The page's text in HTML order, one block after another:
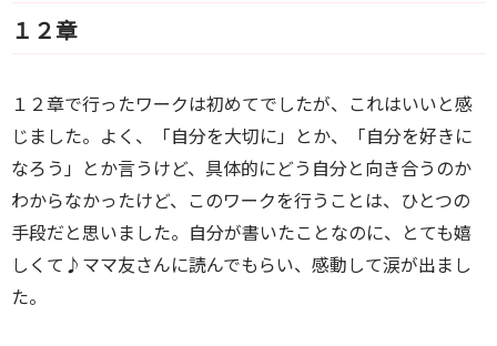
１２章
１２章で行ったワークは初めてでしたが、これはいいと感
じました。 よく、「自分を大切に」とか、「自分を好きに
なろう」とか言うけど、具体的にどう自分と向き合うのか
わからなかったけど、このワークを行うことは、ひとつの
手段だと思いました。 自分が書いたことなのに、とても嬉
しくて♪ ママ友さんに読んでもらい、感動して涙が出まし
た。